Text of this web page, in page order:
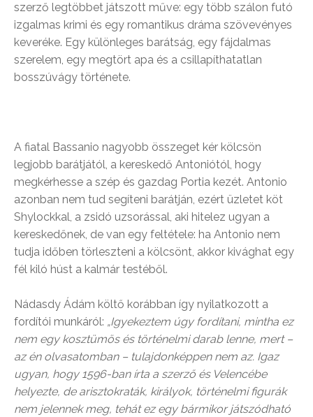
szerző legtöbbet játszott műve: egy több szálon futó
izgalmas krimi és egy romantikus dráma szövevényes
keveréke. Egy különleges barátság, egy fájdalmas
szerelem, egy megtört apa és a csillapíthatatlan
bosszúvágy története.
A fiatal Bassanio nagyobb összeget kér kölcsön
legjobb barátjától, a kereskedő Antoniótól, hogy
megkérhesse a szép és gazdag Portia kezét. Antonio
azonban nem tud segíteni barátján, ezért üzletet köt
Shylockkal, a zsidó uzsorással, aki hitelez ugyan a
kereskedőnek, de van egy feltétele: ha Antonio nem
tudja időben törleszteni a kölcsönt, akkor kivághat egy
fél kiló húst a kalmár testéből.
Nádasdy Ádám költő korábban így nyilatkozott a
fordítói munkáról: „Igyekeztem úgy fordítani, mintha ez
nem egy kosztümös és történelmi darab lenne, mert –
az én olvasatomban – tulajdonképpen nem az. Igaz
ugyan, hogy 1596-ban írta a szerző és Velencébe
helyezte, de arisztokraták, királyok, történelmi figurák
nem jelennek meg, tehát ez egy bármikor játszódható